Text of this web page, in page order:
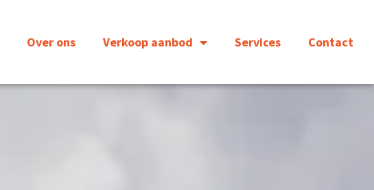
Over ons Verkoop aanbod Services Contact